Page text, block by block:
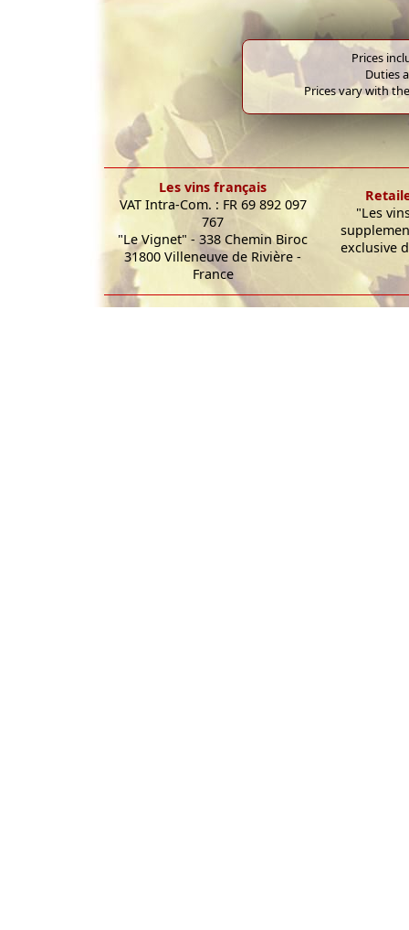
Prices
Duties
Prices vary with
Les vins français
VAT Intra-Com. : FR 69 892 097
767
"Le Vignet" - 338 Chemin Biroc
31800 Villeneuve de Rivière -
France
"Les
exclusive